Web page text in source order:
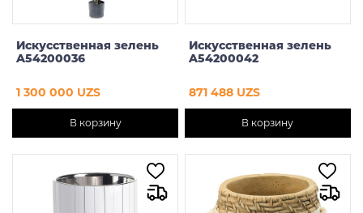
Искусственная зелень
A54200036
1 300 000 UZS
В корзину
Искусственная зелень
A54200042
871 488 UZS
В корзину